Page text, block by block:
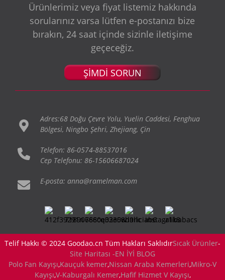
Ürünlerimiz veya fiyat listemiz hakkında
sorularınız varsa lütfen e-postanızı bize
bırakın, 24 saat içinde sizinle iletişime
geçeceğiz.
ŞİMDİ SORUN
Adres:68 Doğu Çevre Yolu, Yuelin Caddesi, Fenghua
Bölgesi, Ningbo Şehri, Zhejiang, Çin
Telefon: 86-0574-88537016
Cep Telefonu: 86-15606687024
E-posta: anna@ramelman.com
Telif Hakkı © 2024 Goodao.cn Tüm Hakları SaklıdırSıcak Ürünler-
Site Haritası -EN İYİ BLOG
Polo Fan Kayışı,Kauçuk kemer,Nissan Araba Kemerleri,Mikro-V
Kayışı,V-Kaburgalı Kemer,Hafif Hizmet V Kayışı,